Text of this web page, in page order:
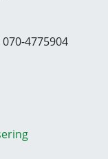
4775904